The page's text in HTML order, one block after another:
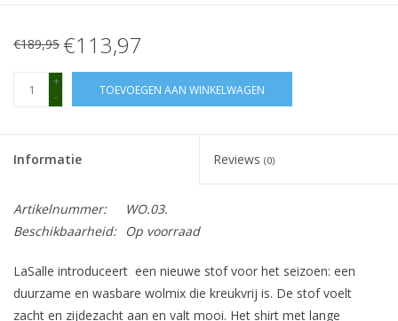
€189,95 €113,97
+
-
TOEVOEGEN AAN WINKELWAGEN
Informatie Reviews (0)
Artikelnummer:
WO.03.
Beschikbaarheid:
Op voorraad
LaSalle introduceert een nieuwe stof voor het seizoen: een
duurzame en wasbare wolmix die kreukvrij is. De stof voelt
zacht en zijdezacht aan en valt mooi. Het shirt met lange